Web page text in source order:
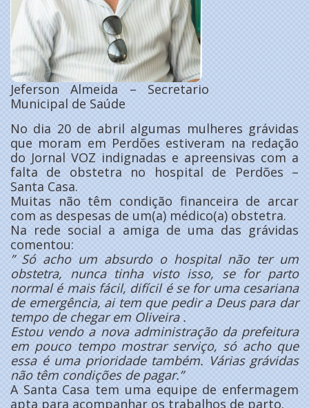
Jeferson Almeida – Secretario
Municipal de Saúde
No dia 20 de abril algumas mulheres grávidas
que moram em Perdões estiveram na redação
do Jornal VOZ indignadas e apreensivas com a
falta de obstetra no hospital de Perdões –
Santa Casa.
Muitas não têm condição financeira de arcar
com as despesas de um(a) médico(a) obstetra.
Na rede social a amiga de uma das grávidas
comentou:
” Só acho um absurdo o hospital não ter um
obstetra, nunca tinha visto isso, se for parto
normal é mais fácil, difícil é se for uma cesariana
de emergência, ai tem que pedir a Deus para dar
tempo de chegar em Oliveira .
Estou vendo a nova administração da prefeitura
em pouco tempo mostrar serviço, só acho que
essa é uma prioridade também. Várias grávidas
não têm condições de pagar.”
A Santa Casa tem uma equipe de enfermagem
apta para acompanhar os trabalhos de parto.